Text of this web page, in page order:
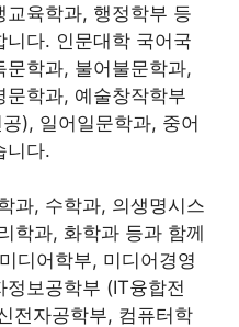
육학과, 행정학부 등
다. 인문대학 국어국
학과, 불어불문학과,
학과, 예술창작학부
), 일어일문학과, 중어
니다.
과, 수학과, 의생명시스
학과, 화학과 등과 함께
디어학부, 미디어경영
보공학부 (IT융합전
전자공학부, 컴퓨터학